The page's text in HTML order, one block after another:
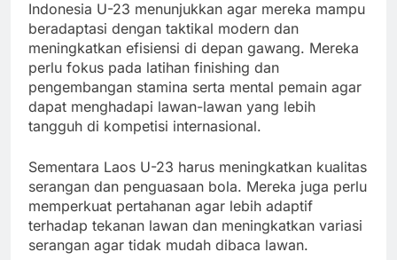
Indonesia U-23 menunjukkan agar mereka mampu
beradaptasi dengan taktikal modern dan
meningkatkan efisiensi di depan gawang. Mereka
perlu fokus pada latihan finishing dan
pengembangan stamina serta mental pemain agar
dapat menghadapi lawan-lawan yang lebih
tangguh di kompetisi internasional.
Sementara Laos U-23 harus meningkatkan kualitas
serangan dan penguasaan bola. Mereka juga perlu
memperkuat pertahanan agar lebih adaptif
terhadap tekanan lawan dan meningkatkan variasi
serangan agar tidak mudah dibaca lawan.